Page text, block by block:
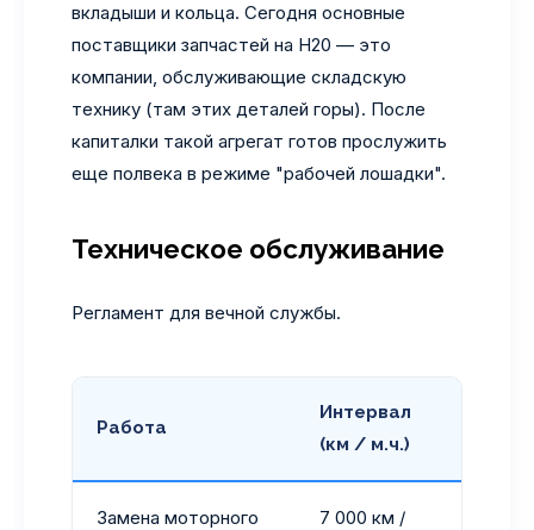
вкладыши и кольца. Сегодня основные
поставщики запчастей на H20 — это
компании, обслуживающие складскую
технику (там этих деталей горы). После
капиталки такой агрегат готов прослужить
еще полвека в режиме "рабочей лошадки".
Техническое обслуживание
Регламент для вечной службы.
Работа
Интервал
(км / м.ч.)
Замена моторного
7 000 км /